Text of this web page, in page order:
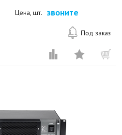
Цена, шт. звоните
Под заказ